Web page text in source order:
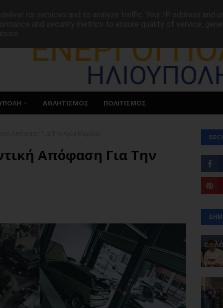
ΑΘΛΗΤΙΣΜΟΣ ΠΟΛΙΤΙΣΜΟΣ
Απόφαση Για Την